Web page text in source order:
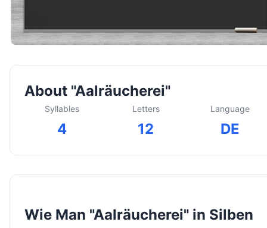
About "Aalräucherei"
Syllables
4
Letters
12
Language
DE
Wie Man "Aalräucherei" in Silben